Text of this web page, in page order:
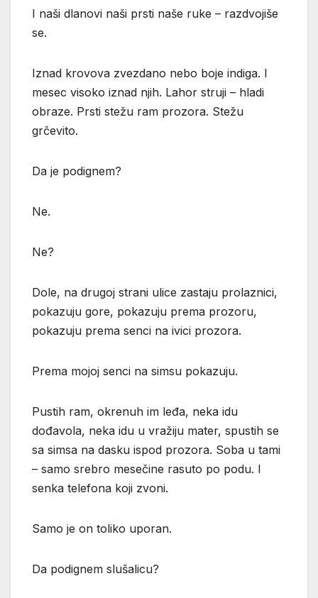
I naši dlanovi naši prsti naše ruke – razdvojiše
se.
Iznad krovova zvezdano nebo boje indiga. I
mesec visoko iznad njih. Lahor struji – hladi
obraze. Prsti stežu ram prozora. Stežu
grčevito.
Da je podignem?
Ne.
Ne?
Dole, na drugoj strani ulice zastaju prolaznici,
pokazuju gore, pokazuju prema prozoru,
pokazuju prema senci na ivici prozora.
Prema mojoj senci na simsu pokazuju.
Pustih ram, okrenuh im leđa, neka idu
dođavola, neka idu u vražiju mater, spustih se
sa simsa na dasku ispod prozora. Soba u tami
– samo srebro mesečine rasuto po podu. I
senka telefona koji zvoni.
Samo je on toliko uporan.
Da podignem slušalicu?